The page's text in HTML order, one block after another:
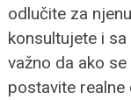
odlučite za
konsultujete i
važno da ako
postavite realne